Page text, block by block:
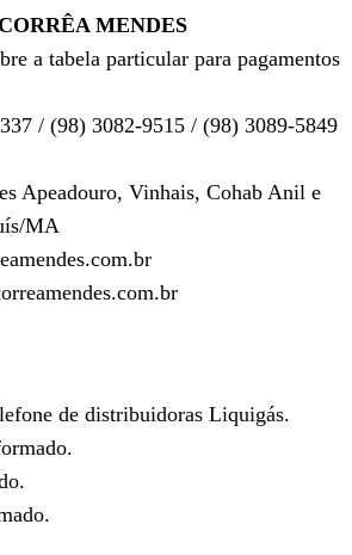
MENDES
a tabela particular para pagamentos
/ (98) 3082-9515 / (98) 3089-5849
Apeadouro, Vinhais, Cohab Anil e
MA
de distribuidoras Liquigás.